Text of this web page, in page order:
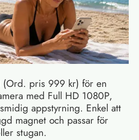
pris 999 kr) för en
med Full HD 1080P,
appstyrning. Enkel att
magnet och passar för
stugan.